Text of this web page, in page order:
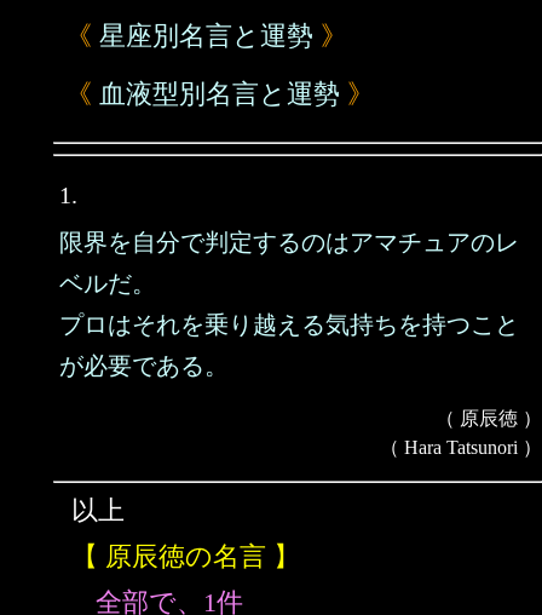
《 星座別名言と運勢 》
《 血液型別名言と運勢 》
1.
限界を自分で判定するのはアマチュアのレ
ベルだ。
プロはそれを乗り越える気持ちを持つこと
が必要である。
（ 原辰徳 ）
（ Hara Tatsunori ）
以上
【 原辰徳の名言 】
全部で、1件